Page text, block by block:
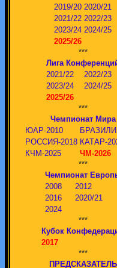
2019/20 2020/21
2021/22 2022/23
2023/24 2024/25
2025/26
***
Лига
2021/22
2022/23
2023/24
2024/25
2025/26
***
Чемпионат Мира
ЮАР-2010
РОССИЯ-2018 КАТАР-
КЧМ-2025
ЧМ-2026
***
Чемпионат
2008
2012
2016
2020/21
2024
***
Кубок
2017
***
ПРЕДСКАЗАТЕЛЬ